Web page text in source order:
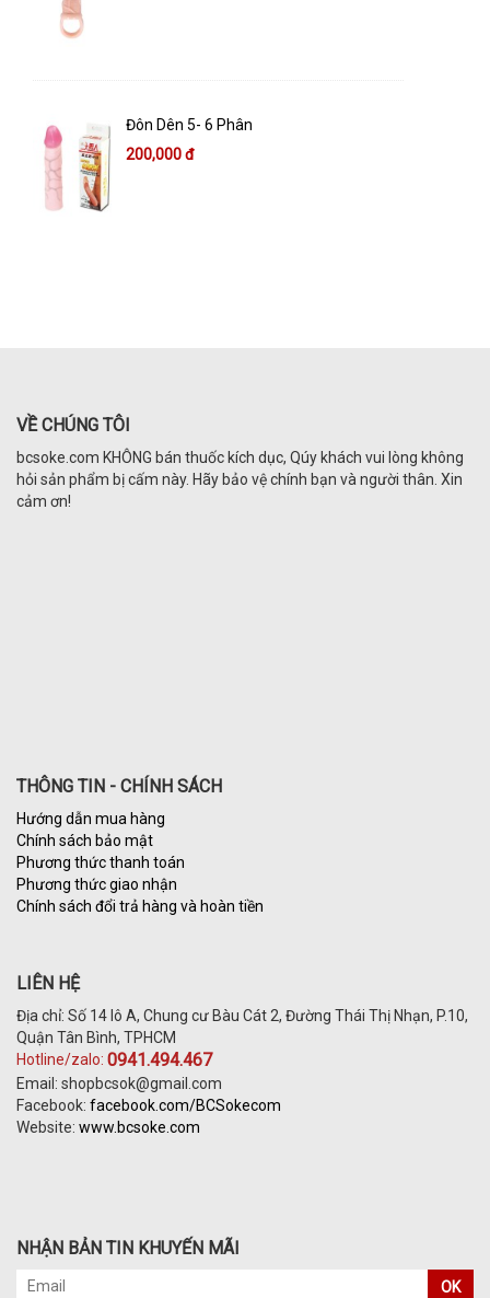
Đôn Dên 5- 6 Phân
200,000 đ
VỀ CHÚNG TÔI
bcsoke.com KHÔNG bán thuốc kích dục, Qúy khách vui lòng không
hỏi sản phẩm bị cấm này. Hãy bảo vệ chính bạn và người thân. Xin
cảm ơn!
THÔNG TIN - CHÍNH SÁCH
Hướng dẫn mua hàng
Chính sách bảo mật
Phương thức thanh toán
Phương thức giao nhận
Chính sách đổi trả hàng và hoàn tiền
LIÊN HỆ
Địa chỉ: Số 14 lô A, Chung cư Bàu Cát 2, Đường Thái Thị Nhạn, P.10,
Quận Tân Bình, TPHCM
Hotline/zalo: 0941.494.467
Email: shopbcsok@gmail.com
Facebook: facebook.com/BCSokecom
Website: www.bcsoke.com
NHẬN BẢN TIN KHUYẾN MÃI
OK